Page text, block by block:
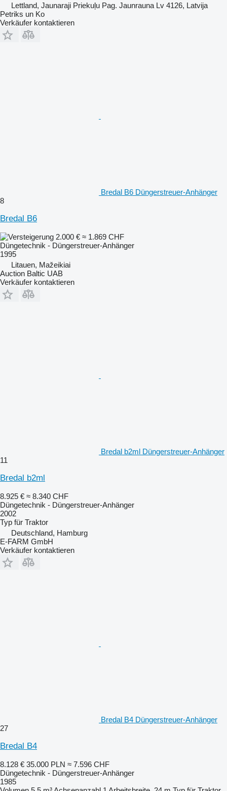
Lettland, Jaunaraji Priekuļu Pag. Jaunrauna Lv 4126, Latvija
Petriks un Ko
Verkäufer kontaktieren
Bredal B6 Düngerstreuer-Anhänger
8
Bredal B6
2.000 € ≈ 1.869 CHF
Düngetechnik - Düngerstreuer-Anhänger
1995
Litauen, Mažeikiai
Auction Baltic UAB
Verkäufer kontaktieren
Bredal b2ml Düngerstreuer-Anhänger
11
Bredal b2ml
8.925 € ≈ 8.340 CHF
Düngetechnik - Düngerstreuer-Anhänger
2002
Typ für Traktor
Deutschland, Hamburg
E-FARM GmbH
Verkäufer kontaktieren
Bredal B4 Düngerstreuer-Anhänger
27
Bredal B4
8.128 € 35.000 PLN ≈ 7.596 CHF
Düngetechnik - Düngerstreuer-Anhänger
1985